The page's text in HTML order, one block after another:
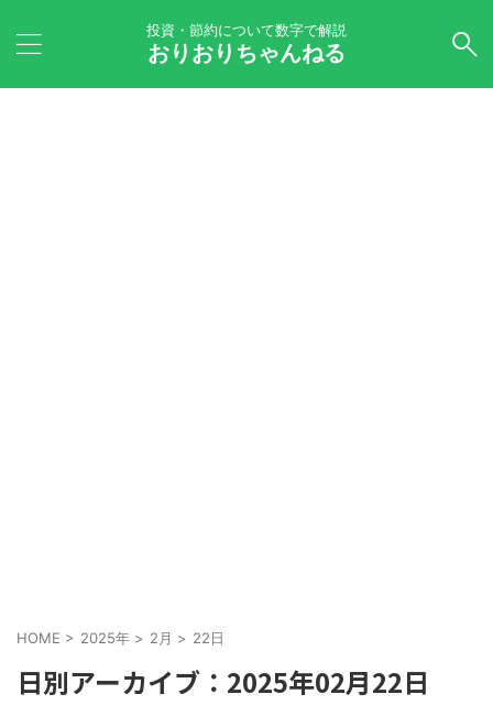
投資・節約について数字で解説
おりおりちゃんねる
HOME > 2025年 > 2月 > 22日
日別アーカイブ：2025年02月22日